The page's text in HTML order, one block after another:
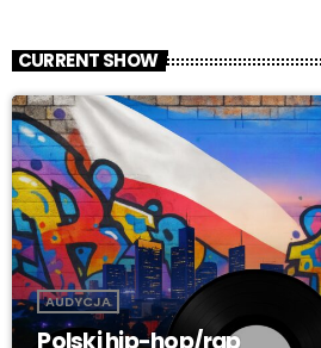
CURRENT SHOW
AUDYCJA